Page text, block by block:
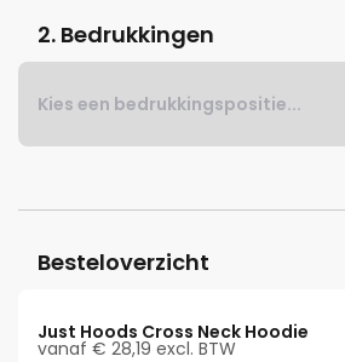
2. Bedrukkingen
Kies een bedrukkingspositie...
Besteloverzicht
Just Hoods Cross Neck Hoodie
vanaf € 28,19 excl. BTW